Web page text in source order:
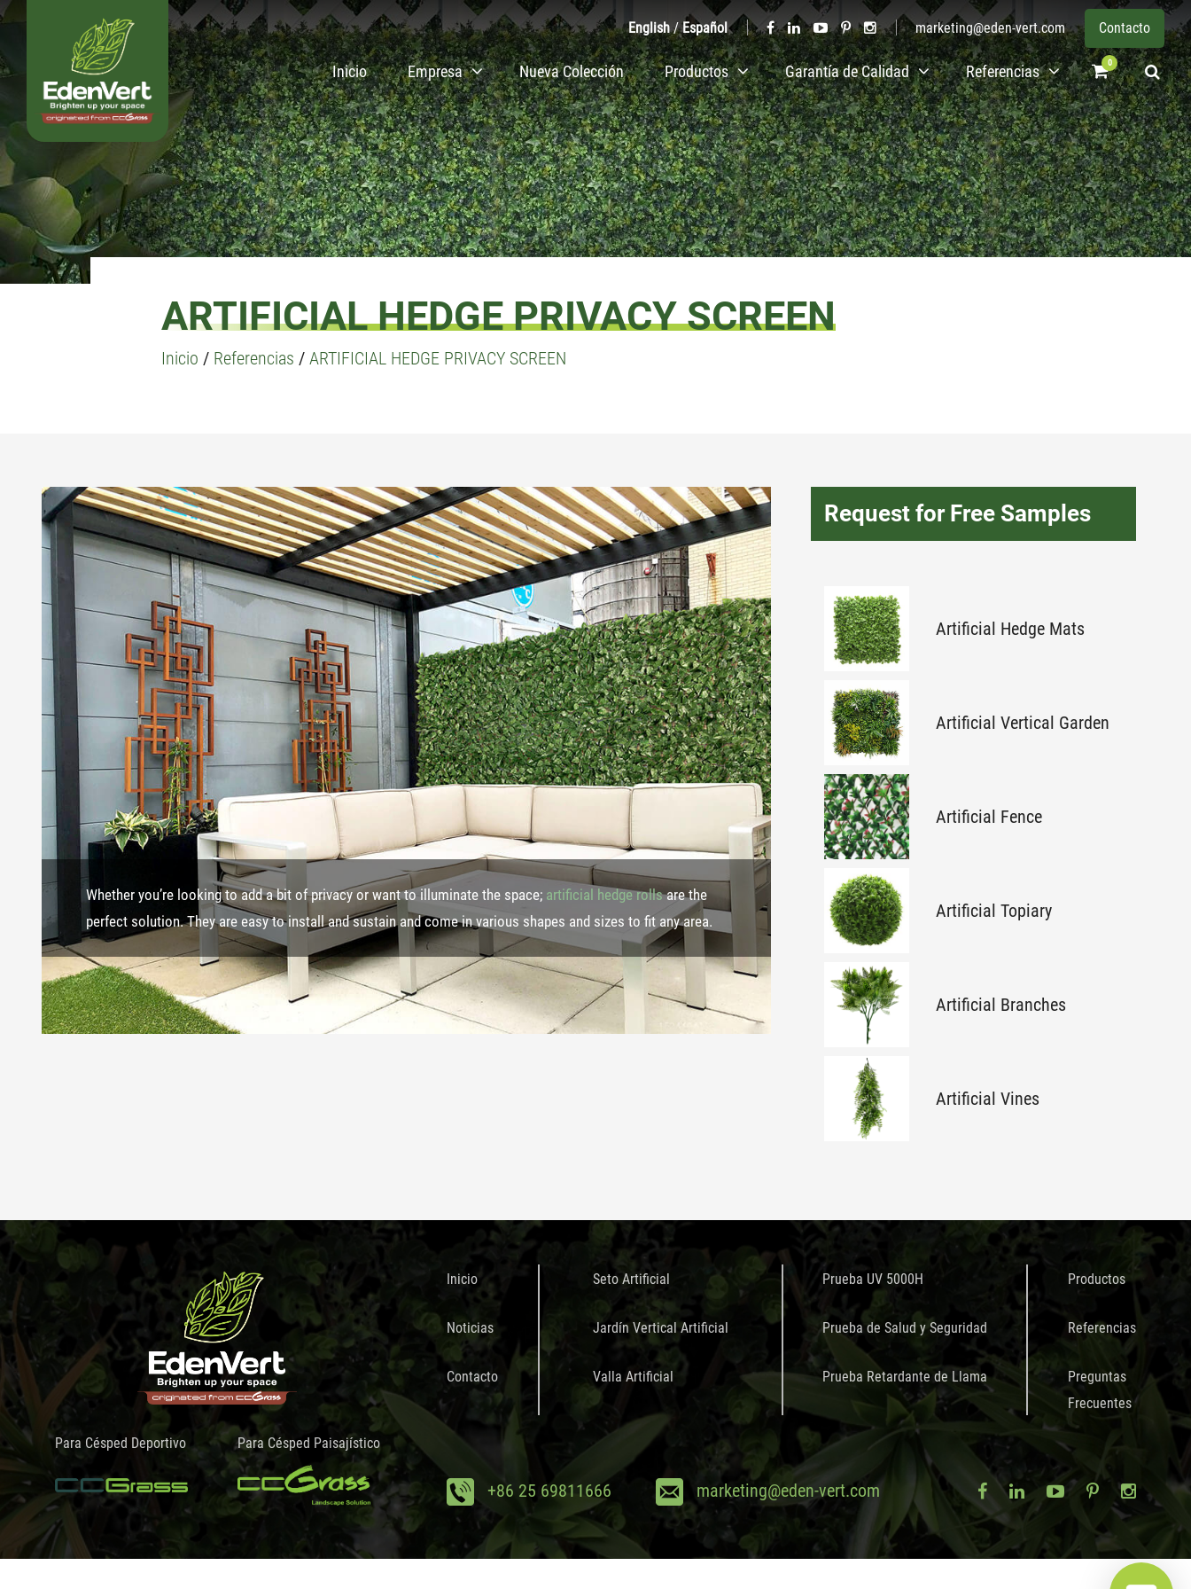
Inicio Empresa Nueva Colección Productos Garantía de Calidad Referencias 0
English / Español marketing@eden-vert.com Contacto
ARTIFICIAL HEDGE PRIVACY SCREEN
Inicio / Referencias / ARTIFICIAL HEDGE PRIVACY SCREEN
Whether you’re looking to add a bit of privacy or want to illuminate the space; artificial hedge rollsare the
perfect solution. They are easy to install and sustain and come in various shapes and sizes to fit any area.
Request for Free Samples
Artificial Hedge Mats
Artificial Vertical Garden
Artificial Fence
Artificial Topiary
Artificial Branches
Artificial Vines
Para Césped Deportivo Para Césped Paisajístico
Inicio
Noticias
Contacto
Seto Artificial
Jardín Vertical Artificial
Valla Artificial
Prueba UV 5000H
Prueba de Salud y Seguridad
Prueba Retardante de Llama
Productos
Referencias
Preguntas
Frecuentes
+86 25 69811666 marketing@eden-vert.com